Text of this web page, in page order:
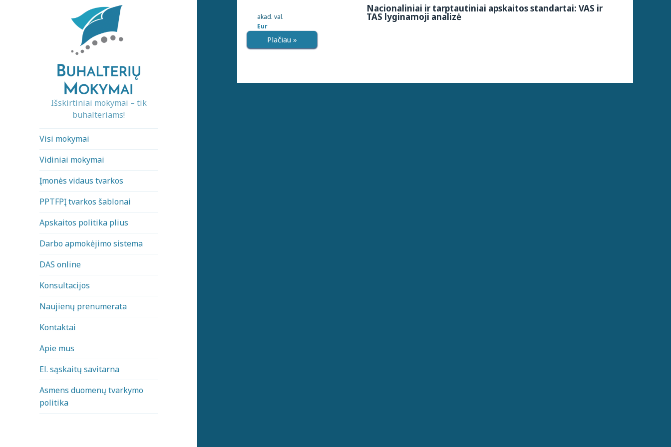
Išskirtiniai mokymai – tik
buhalteriams!
Visi mokymai
Vidiniai mokymai
Įmonės vidaus tvarkos
PPTFPĮ tvarkos šablonai
Apskaitos politika plius
Darbo apmokėjimo sistema
DAS online
Konsultacijos
Naujienų prenumerata
Kontaktai
Apie mus
El. sąskaitų savitarna
Asmens duomenų tvarkymo
politika
Nacionaliniai ir tarptautiniai apskaitos standartai: VAS ir
TAS lyginamoji analizė
akad. val.
Eur
Plačiau »